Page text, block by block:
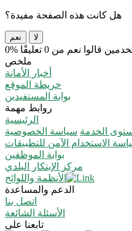
هل كانت هذه الصفحة مفيدة؟
نعم لا
قالوا نعم من 0 تعليقًا
ملخص
أخبار الأمانة
خريطة الموقع
بوابة المستفيدين
روابط مهمة
الرئيسية
سياسة الخصوصية الخدمة
الاستخدام الآمن للتطبيقات
بوابة الموظفين
مركز الإبتكار البلدي
الأنظمة واللوائح
الدعم والمساعدة
اتصل بنا
الأسئلة الشائعة
تابعنا على